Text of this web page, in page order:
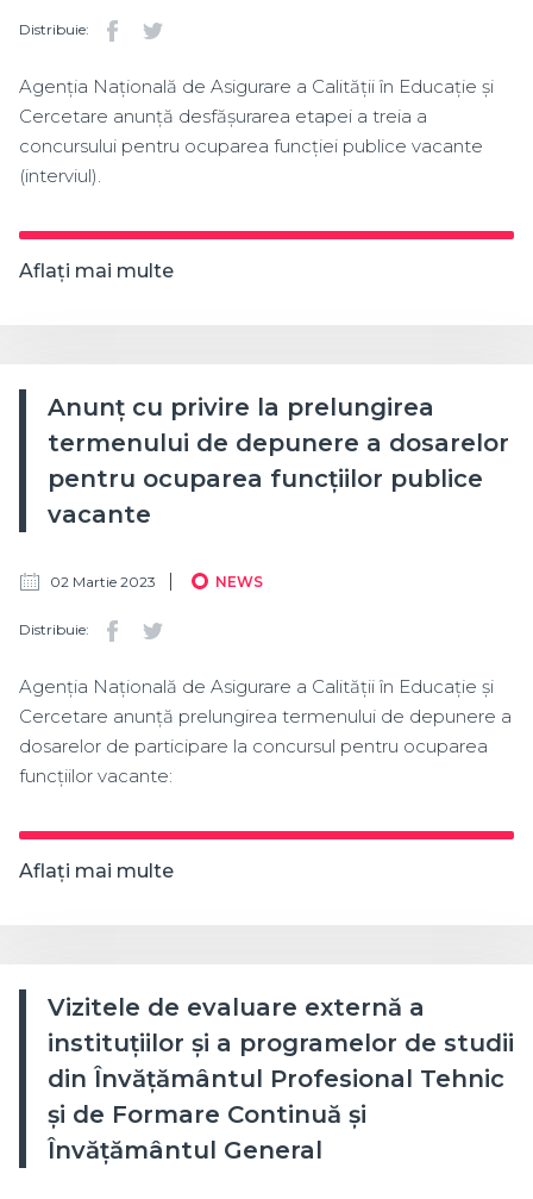
Distribuie:
Agenția Națională de Asigurare a Calității în Educație și
Cercetare anunță desfășurarea etapei a treia a
concursului pentru ocuparea funcției publice vacante
(interviul).
Aflați mai multe
Anunț cu privire la prelungirea
termenului de depunere a dosarelor
pentru ocuparea funcțiilor publice
vacante
02 Martie 2023 NEWS
Distribuie:
Agenția Națională de Asigurare a Calității în Educație și
Cercetare anunță prelungirea termenului de depunere a
dosarelor de participare la concursul pentru ocuparea
funcțiilor vacante:
Aflați mai multe
Vizitele de evaluare externă a
instituțiilor și a programelor de studii
din Învățământul Profesional Tehnic
și de Formare Continuă și
Învățământul General